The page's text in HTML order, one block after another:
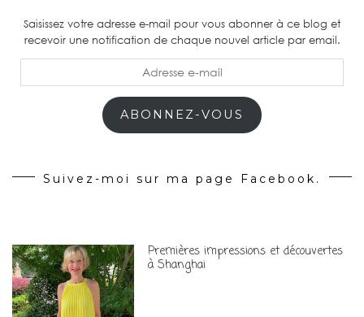
Saisissez votre adresse e-mail pour vous abonner à ce blog et
recevoir une notification de chaque nouvel article par email.
ABONNEZ-VOUS
Suivez-moi sur ma page Facebook.
Premières impressions et découvertes
à Shanghai